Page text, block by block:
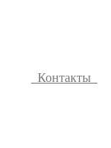
Контакты